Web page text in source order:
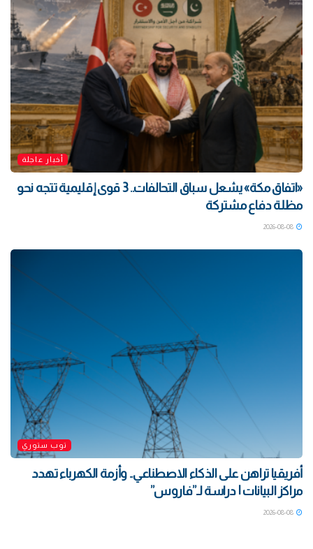
أخبار عاجلة
«اتفاق مكة» يشعل سباق التحالفات.. 3 قوى إقليمية تتجه نحو
مظلة دفاع مشتركة
توب ستوري
أفريقيا تراهن على الذكاء الاصطناعي.. وأزمة الكهرباء تهدد
مراكز البيانات | دراسة لـ”فاروس”